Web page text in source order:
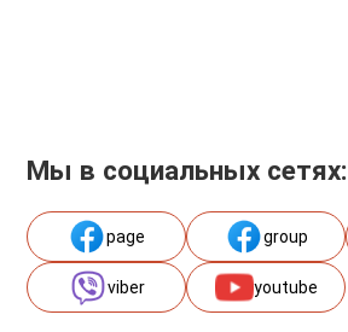
Мы в социальных сетях:
page group
viber youtube